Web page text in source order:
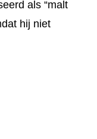
als “malt
hij niet